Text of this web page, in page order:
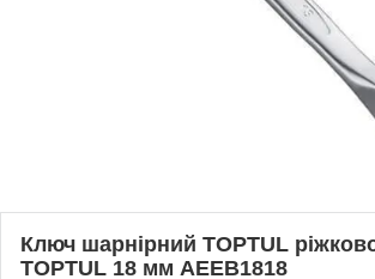
Ключ шарнірний TOPTUL
TOPTUL 18 мм AEEB1818